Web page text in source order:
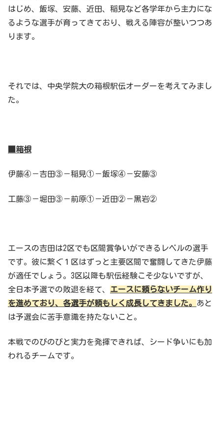
はじめ、飯塚、安藤、近田、稲見など各学年から主力にな
るような選手が育ってきており、戦える陣容が整いつつあ
ります。
それでは、中央学院大の箱根駅伝オーダーを考えてみまし
た。
■箱根
伊藤④－吉田③－稲見①－飯塚④－安藤③
工藤③－堀田③－前原①－近田②－黒岩②
エースの吉田は2区でも区間賞争いができるレベルの選手
です。彼に繋ぐ１区はずっと主要区間で奮闘してきた伊藤
が適任でしょう。3区以降も駅伝経験こそ少ないですが、
全日本予選での敗退を経て、 エースに頼らないチーム作り
を進めており、各選手が頼もしく成長してきました。 あと
は予選会に苦手意識を持たないこと。
本戦でのびのびと実力を発揮できれば、シード争いにも加
われるチームです。